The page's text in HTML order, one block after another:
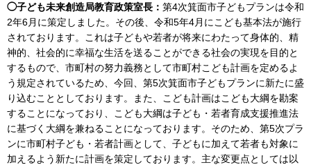
◯子ども未来創造局教育政策室長： 第4次箕面市子どもプランは令和
2年6月に策定しました。その後、令和5年4月にこども基本法が施行
されております。これは子どもや若者が将来にわたって身体的、精
神的、社会的に幸福な生活を送ることができる社会の実現を目的と
するもので、市町村の努力義務として市町村こども計画を定めるよ
う規定されているため、今回、第5次箕面市子どもプランに新たに盛
り込むこととしております。また、こども計画はこども大綱を勘案
することになっており、こども大綱は子ども・若者育成支援推進法
に基づく大綱を兼ねることになっております。そのため、第5次プラ
ンに市町村子ども・若者計画として、子どもに加えて若者も対象に
加えるよう新たに計画を策定しております。主な変更点としては以